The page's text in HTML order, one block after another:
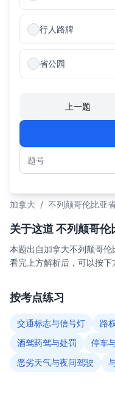
行人路牌
省公园
上一题
题号
加拿大 / 不列颠哥伦比亚
关于这道 不列颠哥
本题出自加拿大不列颠哥伦
看完上方解析后，可以按下
按考点练习
交通标志与信号灯 路
酒驾药驾与处罚
停车
恶劣天气与夜间驾驶